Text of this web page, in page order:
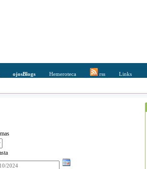
ojosBlogs Hemeroteca rss Links